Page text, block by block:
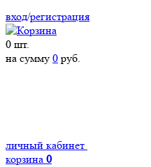
вход/регистрация
0 шт.
на сумму 0 руб.
личный кабинет
корзина 0